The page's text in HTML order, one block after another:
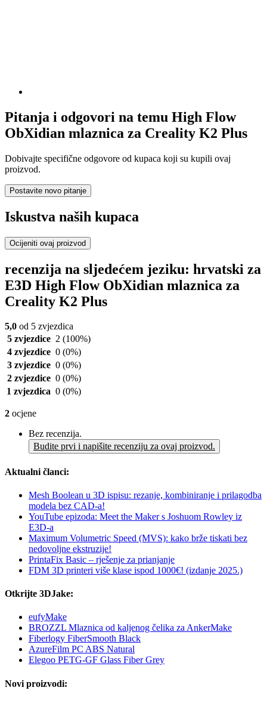
Pitanja i odgovori na temu High Flow
ObXidian mlaznica za Creality K2 Plus
Dobivajte specifične odgovore od kupaca koji su kupili ovaj
proizvod.
Postavite novo pitanje
Iskustva naših kupaca
Ocijeniti ovaj proizvod
recenzija na sljedećem jeziku: hrvatski za
E3D High Flow ObXidian mlaznica za
Creality K2 Plus
5,0 od 5 zvjezdica
5 zvjezdice 2 (100%)
4 zvjezdice 0 (0%)
3 zvjezdice 0 (0%)
2 zvjezdice 0 (0%)
1 zvjezdica 0 (0%)
2 ocjene
Bez recenzija.
Budite prvi i napišite recenziju za ovaj proizvod.
Aktualni članci:
Mesh Boolean u 3D ispisu: rezanje, kombiniranje i prilagodba
modela bez CAD-a!
YouTube epizoda: Meet the Maker s Joshuom Rowley iz
E3D-a
Maximum Volumetric Speed (MVS): kako brže tiskati bez
nedovoljne ekstruzije!
PrintaFix Basic – rješenje za prianjanje
FDM 3D printeri više klase ispod 1000€! (izdanje 2025.)
Otkrijte 3DJake:
eufyMake
BROZZL Mlaznica od kaljenog čelika za AnkerMake
Fiberlogy FiberSmooth Black
AzureFilm PC ABS Natural
Elegoo PETG-GF Glass Fiber Grey
Novi proizvodi: